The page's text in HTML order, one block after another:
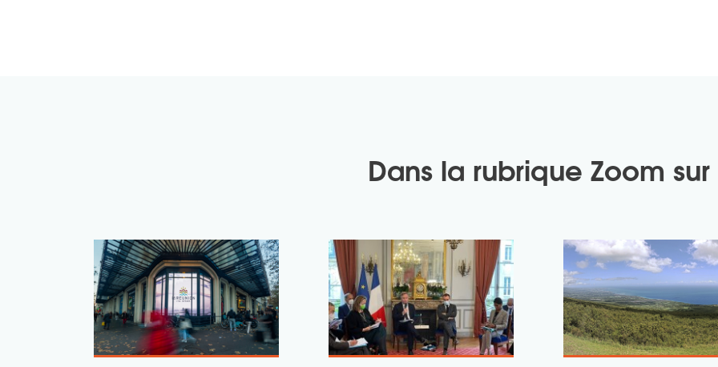
Dans la rubrique Zoom sur